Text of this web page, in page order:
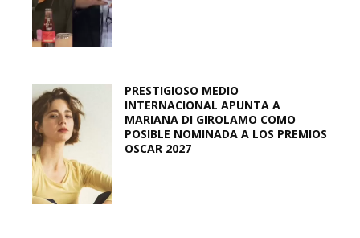
PRESTIGIOSO MEDIO
INTERNACIONAL APUNTA A
MARIANA DI GIROLAMO COMO
POSIBLE NOMINADA A LOS PREMIOS
OSCAR 2027